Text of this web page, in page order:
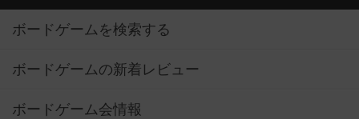
ボードゲームを検索する
ボードゲームの新着レビュー
ボードゲーム会情報